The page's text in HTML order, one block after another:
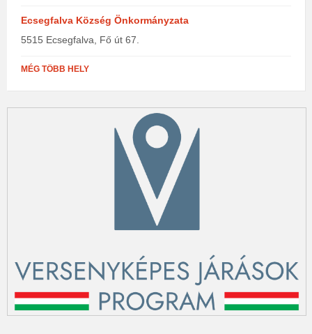
Ecsegfalva Község Önkormányzata
5515 Ecsegfalva, Fő út 67.
MÉG TÖBB HELY